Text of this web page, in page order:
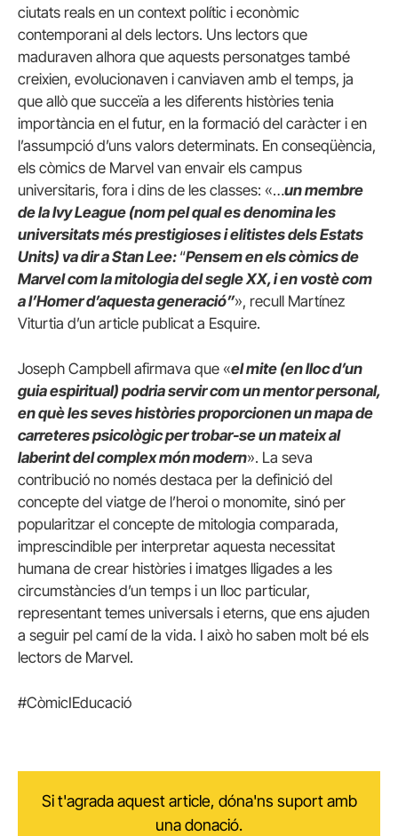
ciutats reals en un context polític i econòmic
contemporani al dels lectors. Uns lectors que
maduraven alhora que aquests personatges també
creixien, evolucionaven i canviaven amb el temps, ja
que allò que succeïa a les diferents històries tenia
importància en el futur, en la formació del caràcter i en
l’assumpció d’uns valors determinats. En conseqüència,
els còmics de Marvel van envair els campus
universitaris, fora i dins de les classes: «…un membre
de la Ivy League (nom pel qual es denomina les
universitats més prestigioses i elitistes dels Estats
Units) va dir a Stan Lee: “Pensem en els còmics de
Marvel com la mitologia del segle XX, i en vostè com
a l’Homer d’aquesta generació”», recull Martínez
Viturtia d’un article publicat a Esquire.
Joseph Campbell afirmava que «el mite (en lloc d’un
guia espiritual) podria servir com un mentor personal,
en què les seves històries proporcionen un mapa de
carreteres psicològic per trobar-se un mateix al
laberint del complex món modern». La seva
contribució no només destaca per la definició del
concepte del viatge de l’heroi o monomite, sinó per
popularitzar el concepte de mitologia comparada,
imprescindible per interpretar aquesta necessitat
humana de crear històries i imatges lligades a les
circumstàncies d’un temps i un lloc particular,
representant temes universals i eterns, que ens ajuden
a seguir pel camí de la vida. I això ho saben molt bé els
lectors de Marvel.
#CòmicIEducació
Si t'agrada aquest article, dóna'ns suport amb
una donació.